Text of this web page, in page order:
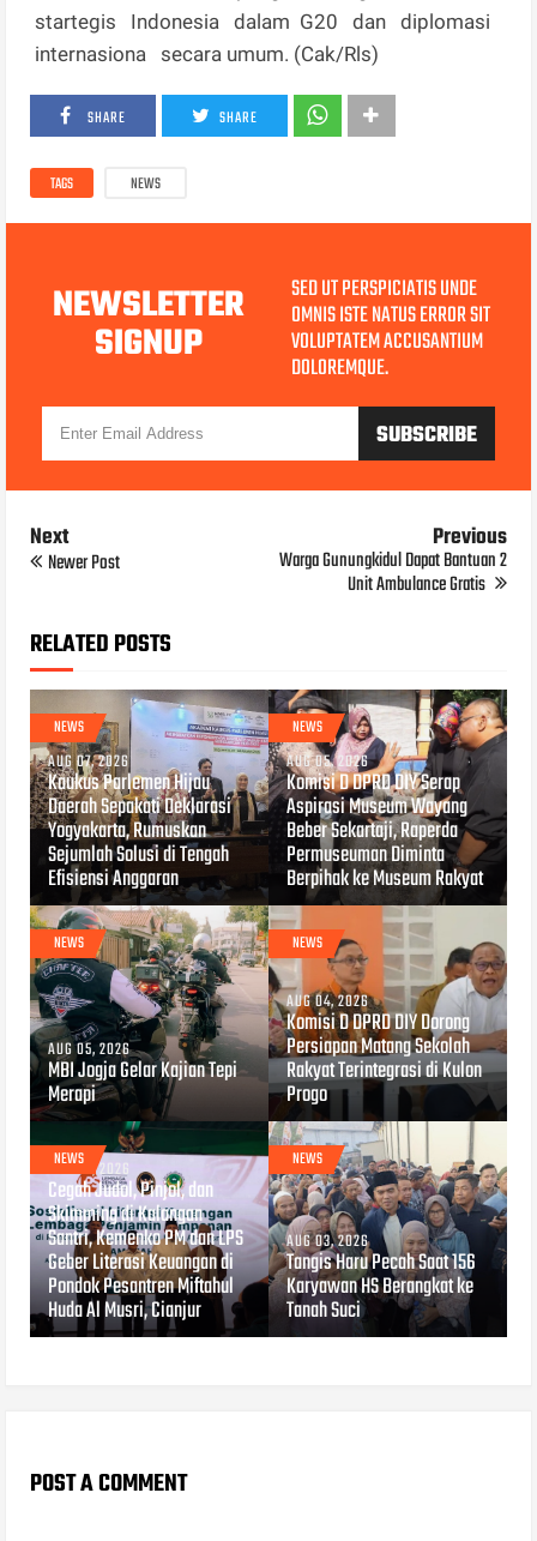
startegis Indonesia dalam G20 dan diplomasi
internasiona secara umum. (Cak/Rls)
SHARE SHARE
TAGS NEWS
NEWSLETTER
SIGNUP
SED UT PERSPICIATIS UNDE
OMNIS ISTE NATUS ERROR SIT
VOLUPTATEM ACCUSANTIUM
DOLOREMQUE.
Next
Newer Post
Previous
Warga Gunungkidul Dapat Bantuan 2
Unit Ambulance Gratis
RELATED POSTS
NEWS
AUG 07, 2026
Kaukus Parlemen Hijau
Daerah Sepakati Deklarasi
Yogyakarta, Rumuskan
Sejumlah Solusi di Tengah
Efisiensi Anggaran
NEWS
AUG 05, 2026
Komisi D DPRD DIY Serap
Aspirasi Museum Wayang
Beber Sekartaji, Raperda
Permuseuman Diminta
Berpihak ke Museum Rakyat
NEWS
AUG 05, 2026
MBI Jogja Gelar Kajian Tepi
Merapi
NEWS
AUG 04, 2026
Komisi D DPRD DIY Dorong
Persiapan Matang Sekolah
Rakyat Terintegrasi di Kulon
Progo
NEWS
AUG 04, 2026
Cegah Judol, Pinjol, dan
Skimming di Kalangan
Santri, Kemenko PM dan LPS
Geber Literasi Keuangan di
Pondok Pesantren Miftahul
Huda Al Musri, Cianjur
NEWS
AUG 03, 2026
Tangis Haru Pecah Saat 156
Karyawan HS Berangkat ke
Tanah Suci
POST A COMMENT